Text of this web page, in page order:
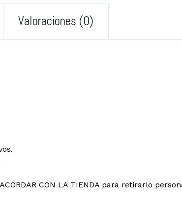
Valoraciones (0)
CON LA TIENDA para retirarlo